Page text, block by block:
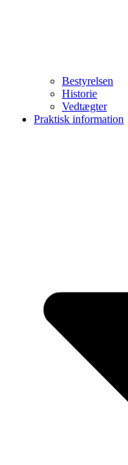
Bestyrelsen
Historie
Vedtægter
Praktisk information